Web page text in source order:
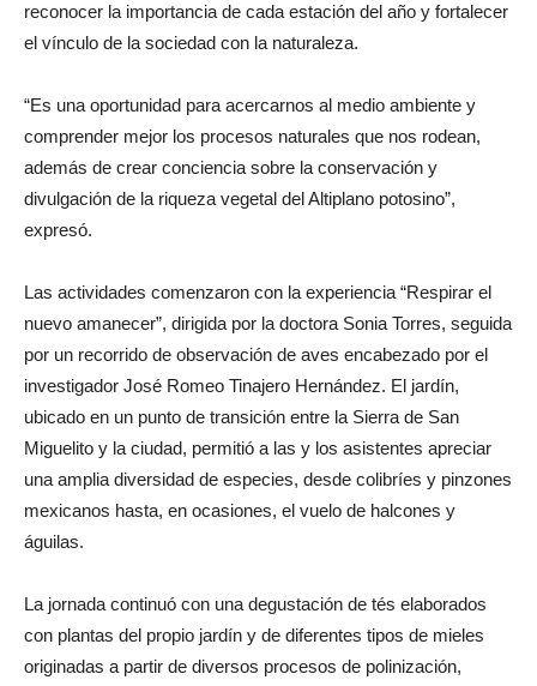
reconocer la importancia de cada estación del año y fortalecer
el vínculo de la sociedad con la naturaleza.
“Es una oportunidad para acercarnos al medio ambiente y
comprender mejor los procesos naturales que nos rodean,
además de crear conciencia sobre la conservación y
divulgación de la riqueza vegetal del Altiplano potosino”,
expresó.
Las actividades comenzaron con la experiencia “Respirar el
nuevo amanecer”, dirigida por la doctora Sonia Torres, seguida
por un recorrido de observación de aves encabezado por el
investigador José Romeo Tinajero Hernández. El jardín,
ubicado en un punto de transición entre la Sierra de San
Miguelito y la ciudad, permitió a las y los asistentes apreciar
una amplia diversidad de especies, desde colibríes y pinzones
mexicanos hasta, en ocasiones, el vuelo de halcones y
águilas.
La jornada continuó con una degustación de tés elaborados
con plantas del propio jardín y de diferentes tipos de mieles
originadas a partir de diversos procesos de polinización,